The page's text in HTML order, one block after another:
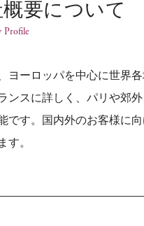
概要について
Profile
ヨーロッパを中心に世界
ンスに詳しく、パリや郊
です。国内外のお客様に
す。